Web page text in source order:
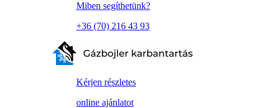
Miben segíthetünk?
+36 (70) 216 43 93
Kérjen részletes
online ajánlatot